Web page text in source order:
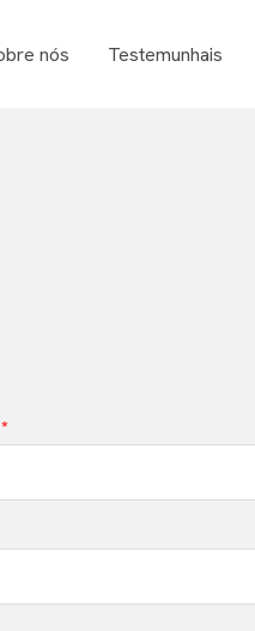
nós Testemunhais
*Obrigatório